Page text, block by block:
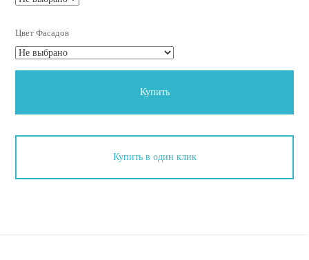
Цвет Фасадов
Купить
Купить в один клик